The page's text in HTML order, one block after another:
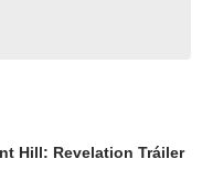
Hill: Revelation Tráiler